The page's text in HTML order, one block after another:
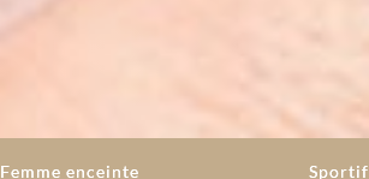
Femme enceinte Sportif